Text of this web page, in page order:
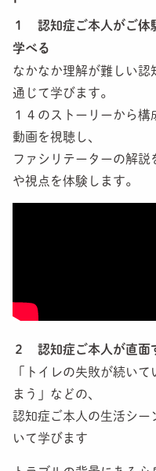
１ 認知症ご本人がご体
学べる
なかなか理解が難しい
通じて学びます。
１４のストーリーから
動画を視聴し、
ファシリテーターの解
や視点を体験します。
２ 認知症ご本人が直面
「トイレの失敗が続い
まう」などの、
認知症ご本人の生活シ
いて学びます